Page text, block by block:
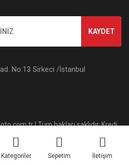
Kategoriler Sepetim İletişim
KAYDET
No:13 Sirkeci /İstanbul
| Tüm hakları saklıdır. Kredi